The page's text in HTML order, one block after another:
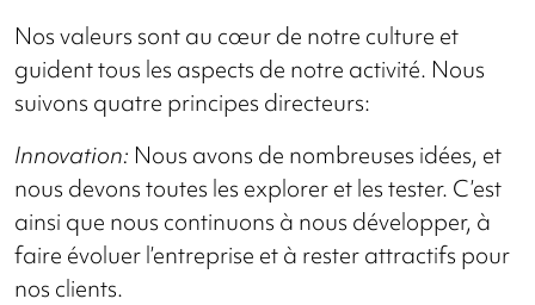
Nos valeurs sont au cœur de notre culture et
guident tous les aspects de notre activité. Nous
suivons quatre principes directeurs:
Innovation: Nous avons de nombreuses idées, et
nous devons toutes les explorer et les tester. C’est
ainsi que nous continuons à nous développer, à
faire évoluer l’entreprise et à rester attractifs pour
nos clients.